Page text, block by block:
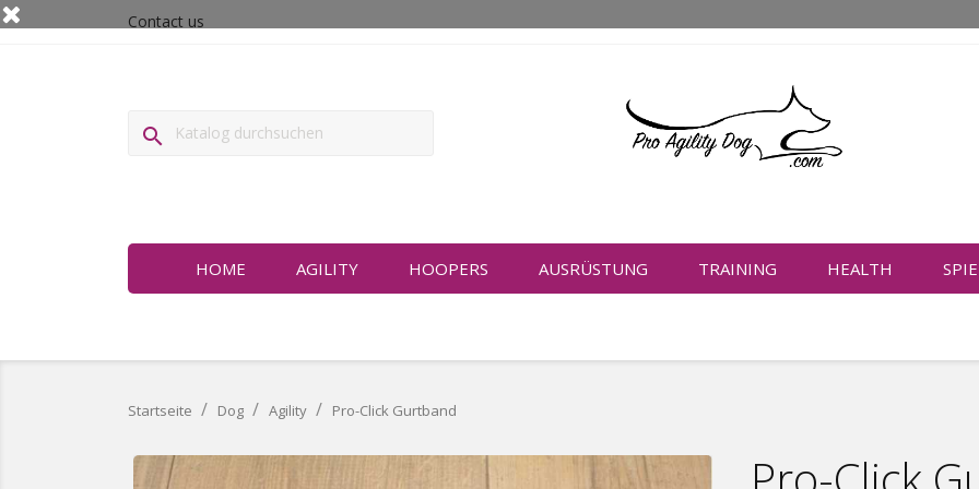
Contact us

HOME AGILITY HOOPERS AUSRÜSTUNG TRAINING HEALTH
Startseite Dog Agility Pro-Click Gurtband
Nur online erhältlich